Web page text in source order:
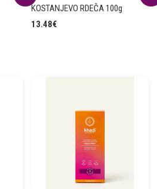
KOSTANJEVO RDEČA 100g
13.48€